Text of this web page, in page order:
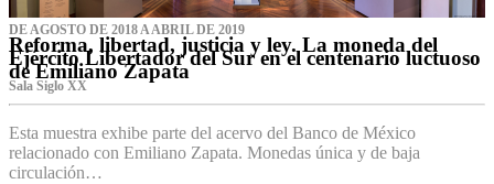
DE AGOSTO DE 2018 A ABRIL DE 2019
Reforma, libertad, justicia y ley. La moneda del
Ejército Libertador del Sur en el centenario luctuoso
de Emiliano Zapata
Sala Siglo XX
Esta muestra exhibe parte del acervo del Banco de México
relacionado con Emiliano Zapata. Monedas única y de baja
circulación…